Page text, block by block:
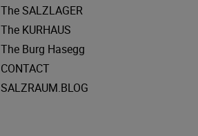
The SALZLAGER
The KURHAUS
The Burg Hasegg
CONTACT
SALZRAUM.BLOG